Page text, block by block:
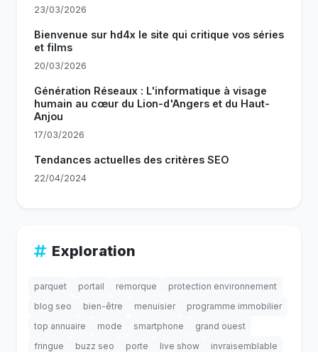
23/03/2026
Bienvenue sur hd4x le site qui critique vos séries
et films
20/03/2026
Génération Réseaux : L'informatique à visage
humain au cœur du Lion-d'Angers et du Haut-
Anjou
17/03/2026
Tendances actuelles des critères SEO
22/04/2024
Exploration
parquet portail remorque
protection environnement
blog seo
bien-être menuisier
programme immobilier
top annuaire
mode smartphone
grand ouest
fringue
buzz seo porte live show
invraisemblable